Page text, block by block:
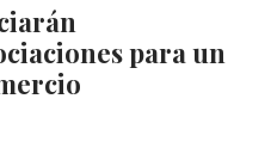
para un